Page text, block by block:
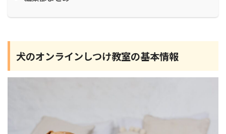
犬のオンラインしつけ教室の基本情報